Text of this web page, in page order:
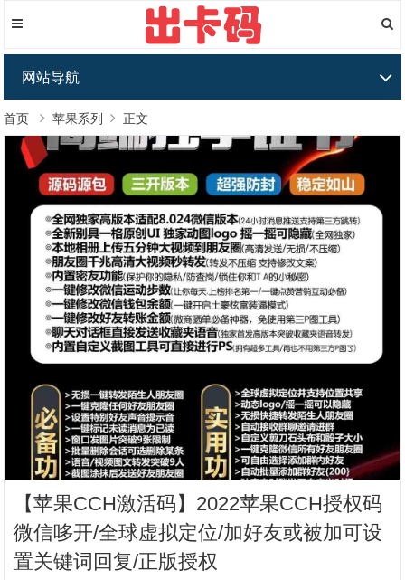
网站导航
首页 苹果系列 正文
【苹果CCH激活码】2022苹果CCH授权码
微信哆开/全球虚拟定位/加好友或被加可设
置关键词回复/正版授权